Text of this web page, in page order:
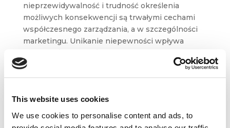
This website uses cookies
We use cookies to personalise content and ads, to
nieprzewidywalność i trudność określenia
możliwych konsekwencji są trwałymi cechami
współczesnego zarządzania, a w szczególności
marketingu. Unikanie niepewności wpływa
obszarach – pozycjonowanie, zarządzanie marką,
polityka cenowa, wprowadzanie nowych
Giarratany i Anny Torres im wyższy poziom
unikania niepewności zakorzeniony w kulturze
firm działających w sektorach opartych